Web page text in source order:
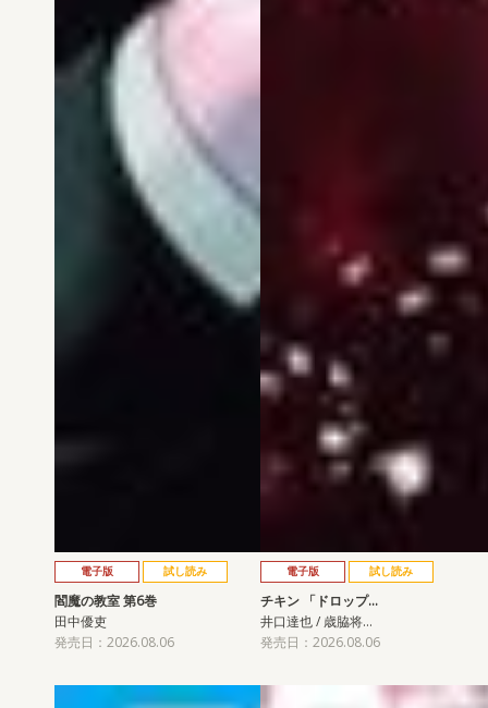
電子版 試し読み
閻魔の教室 第6巻
田中優吏
発売日：2026.08.06
電子版 試し読み
チキン 「ドロップ…
井口達也 / 歳脇将…
発売日：2026.08.06